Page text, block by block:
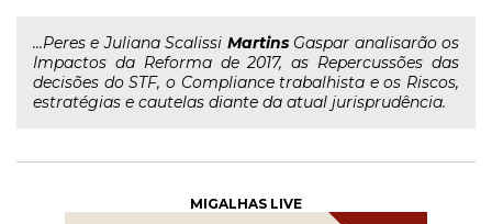
...Peres e Juliana Scalissi MartinsGaspar analisarão os
Impactos da Reforma de 2017, as Repercussões das
decisões do STF, o Compliance trabalhista e os Riscos,
estratégias e cautelas diante da atual jurisprudência.
MIGALHAS LIVE